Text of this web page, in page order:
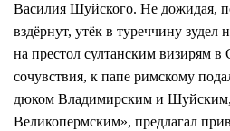
Василия Шуйского. Не дожидая,
вздёрнут, утёк в туреччину зудел
на престол султанским визирям в
сочувствия, к папе римскому
дюком Владимирским и
Великопермским», предлагал